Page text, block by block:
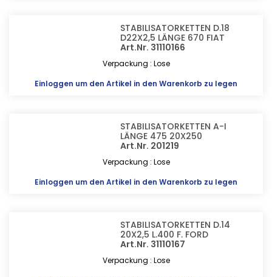
STABILISATORKETTEN D.18
D22X2,5 LÄNGE 670 FIAT
Art.Nr. 31110166
Verpackung : Lose
Einloggen um den Artikel in den Warenkorb zu legen
STABILISATORKETTEN A-I
LÄNGE 475 20X250
Art.Nr. 201219
Verpackung : Lose
Einloggen um den Artikel in den Warenkorb zu legen
STABILISATORKETTEN D.14
20X2,5 L.400 F. FORD
Art.Nr. 31110167
Verpackung : Lose